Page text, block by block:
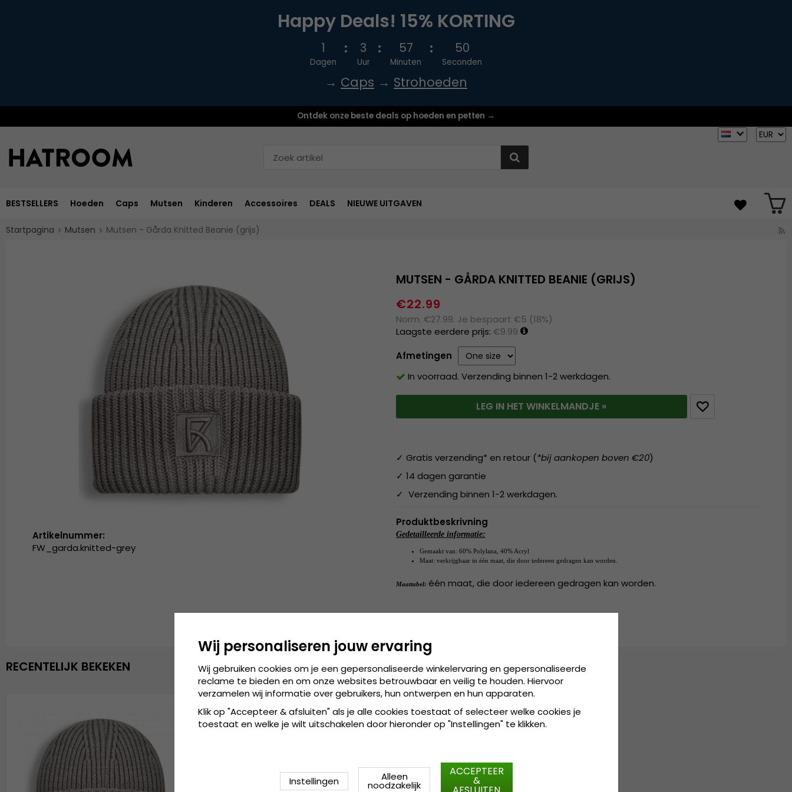
Happy Deals! 15% KORTING
1
Dagen
3
Uur
57
Minuten
49
Seconden
→ Caps → Strohoeden
Ontdek onze beste deals op hoeden en petten →
BESTSELLERS Hoeden Caps Mutsen Kinderen Accessoires DEALS NIEUWE UITGAVEN
Startpagina Mutsen Mutsen - Gårda Knitted Beanie (grijs)
MUTSEN - GÅRDA KNITTED BEANIE (GRIJS)
€22.99
Norm. €27.99. Je bespaart €5 (18%)
Laagste eerdere prijs: €9.99
Afmetingen
In voorraad. Verzending binnen 1-2 werkdagen.
LEG IN HET WINKELMANDJE »
✓ Gratis verzending* en retour (*bij aankopen boven €20)
✓ 14 dagen garantie
✓ Verzending binnen 1-2 werkdagen.
Produktbeskrivning
Gedetailleerde informatie:
Gemaakt van: 60% Polylana, 40% Acryl
Maat: verkrijgbaar in één maat, die door iedereen gedragen kan worden.
Maattabel: één maat, die door iedereen gedragen kan worden.
Artikelnummer:
FW_garda.knitted-grey
RECENTELIJK BEKEKEN
Wij personaliseren jouw ervaring
Wij gebruiken cookies om je een gepersonaliseerde winkelervaring en gepersonaliseerde
reclame te bieden en om onze websites betrouwbaar en veilig te houden. Hiervoor
verzamelen wij informatie over gebruikers, hun ontwerpen en hun apparaten.
Klik op "Accepteer & afsluiten" als je alle cookies toestaat of selecteer welke cookies je
toestaat en welke je wilt uitschakelen door hieronder op "Instellingen" te klikken.
Instellingen Alleen
noodzakelijk
ACCEPTEER
&